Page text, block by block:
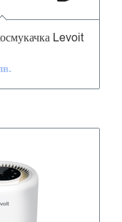
Levoit